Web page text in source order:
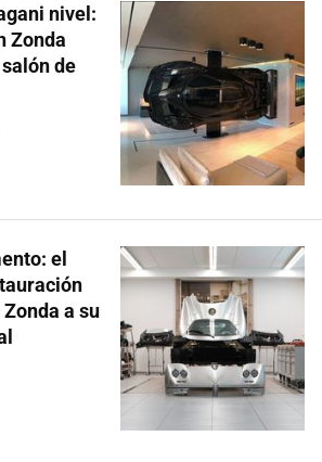
nivel:
Zonda
de
el
a su